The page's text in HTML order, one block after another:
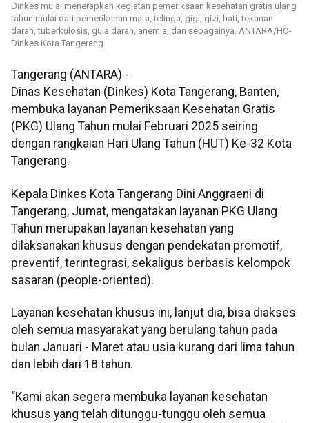
Dinkes mulai menerapkan kegiatan pemeriksaan kesehatan gratis ulang
tahun mulai dari pemeriksaan mata, telinga, gigi, gizi, hati, tekanan
darah, tuberkulosis, gula darah, anemia, dan sebagainya. ANTARA/HO-
Dinkes Kota Tangerang
Tangerang (ANTARA) -
Dinas Kesehatan (Dinkes) Kota Tangerang, Banten,
membuka layanan Pemeriksaan Kesehatan Gratis
(PKG) Ulang Tahun mulai Februari 2025 seiring
dengan rangkaian Hari Ulang Tahun (HUT) Ke-32 Kota
Tangerang.
Kepala Dinkes Kota Tangerang Dini Anggraeni di
Tangerang, Jumat, mengatakan layanan PKG Ulang
Tahun merupakan layanan kesehatan yang
dilaksanakan khusus dengan pendekatan promotif,
preventif, terintegrasi, sekaligus berbasis kelompok
sasaran (people-oriented).
Layanan kesehatan khusus ini, lanjut dia, bisa diakses
oleh semua masyarakat yang berulang tahun pada
bulan Januari - Maret atau usia kurang dari lima tahun
dan lebih dari 18 tahun.
“Kami akan segera membuka layanan kesehatan
khusus yang telah ditunggu-tunggu oleh semua